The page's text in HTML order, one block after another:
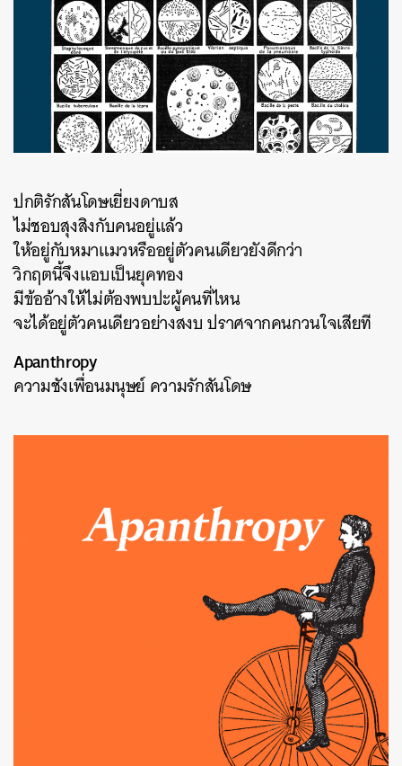
ปกติรักสันโดษเยี่ยงดาบส
ไม่ชอบสุงสิงกับคนอยู่แล้ว
ให้อยู่กับหมาแมวหรืออยู่ตัวคนเดียวยังดีกว่า
วิกฤตนี้จึงแอบเป็นยุคทอง
มีข้ออ้างให้ไม่ต้องพบปะผู้คนที่ไหน
จะได้อยู่ตัวคนเดียวอย่างสงบ ปราศจากคนกวนใจเสียที
Apanthropy
ความชังเพื่อนมนุษย์ ความรักสันโดษ